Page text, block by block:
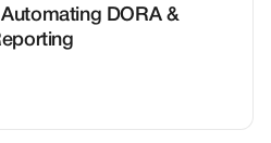
DORA &